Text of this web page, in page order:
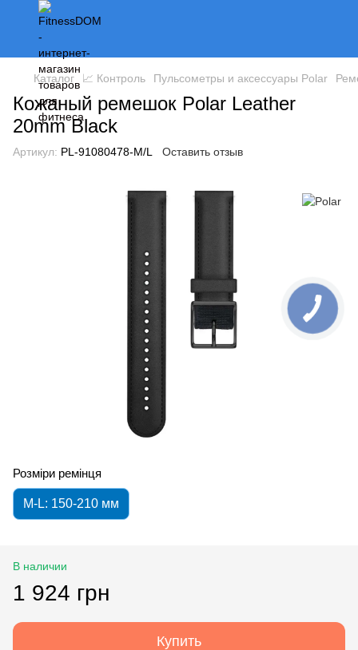
Каталог 📈 Контроль Пульсометры и аксессуары Polar
Кожаный ремешок Polar Leather
20mm Black
Артикул: PL-91080478-M/L Оставить отзыв
Розміри ремінця
M-L: 150-210 мм
В наличии
1 924 грн
Купить